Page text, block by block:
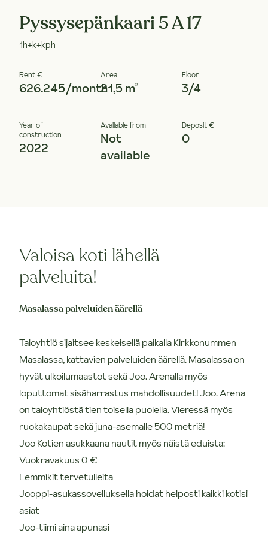
Pyssysepänkaari 5 A 17
1h+k+kph
Rent €
626.245/month
Area
21,5 m²
Floor
3/4
Year of
construction
2022
Available from
Not
available
Deposit €
0
Valoisa koti lähellä
palveluita!
Masalassa palveluiden äärellä
Taloyhtiö sijaitsee keskeisellä paikalla Kirkkonummen
Masalassa, kattavien palveluiden äärellä. Masalassa on
hyvät ulkoilumaastot sekä Joo. Arenalla myös
loputtomat sisäharrastus mahdollisuudet! Joo. Arena
on taloyhtiöstä tien toisella puolella. Vieressä myös
ruokakaupat sekä juna-asemalle 500 metriä!
Joo Kotien asukkaana nautit myös näistä eduista:
Vuokravakuus 0 €
Lemmikit tervetulleita
Jooppi-asukassovelluksella hoidat helposti kaikki kotisi
asiat
Joo-tiimi aina apunasi